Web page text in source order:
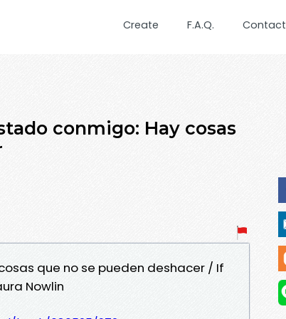
Create F.A.Q. Contact
conmigo: Hay cosas
que no se pueden deshacer / If
Nowlin